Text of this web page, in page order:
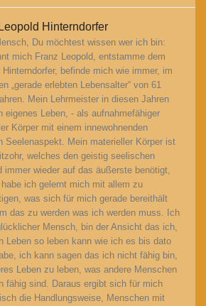
Hinterndorfer
Du möchtest wissen wer ich bin:
mich Franz Leopold, entstamme dem
Hinterndorfer, befinde mich wie immer, im
„gerade erlebten Lebensalter“ von 61
Mein Lehrmeister in diesen Jahren
eigenes Leben, - als aufnahmefähiger
Körper mit einem innewohnenden
Seelenaspekt. Mein materieller Körper ist
welches den geistig seelischen
immer wieder auf das äußerste benötigt,
ich gelernt mich mit allem zu
was sich für mich gerade bereithält
das zu werden was ich werden muss. Ich
Mensch, bin der Ansicht das ich,
Leben so leben kann wie ich es bis dato
ich kann sagen das ich nicht fähig bin,
Leben zu leben, was andere Menschen
fähig sind. Daraus ergibt sich für mich
die Handlungsweise, Menschen mit